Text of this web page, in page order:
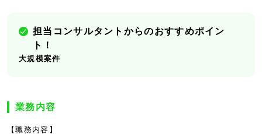
担当コンサルタントからのおすすめポイン
ト！
大規模案件
業務内容
【職務内容】